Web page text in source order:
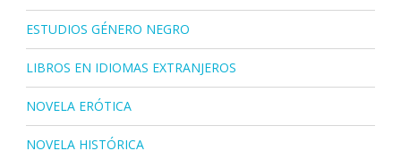
ESTUDIOS GÉNERO NEGRO
LIBROS EN IDIOMAS EXTRANJEROS
NOVELA ERÓTICA
NOVELA HISTÓRICA